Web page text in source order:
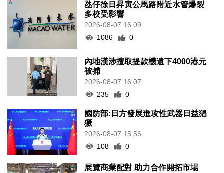
氹仔徐日昇寅公馬路附近水管爆裂
多校受影響
2026-08-07 16:09
1086
0
內地漢涉擅取提款機遺下4000港元
被捕
2026-08-07 16:07
235
0
國防部:日方發展進攻性武器日益猖
獗
2026-08-07 15:56
108
0
展覽商業配對 助力合作開拓市場